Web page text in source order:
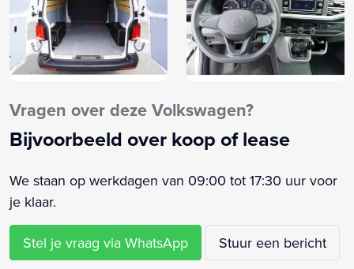
Buitenspiegels verwarmbaar
Centrale vergrendeling met afstandsbediening
Comfortstoel(en)
Connected services
Dimlichten automatisch
Elektrische ramen voor
Elektronisch Stabiliteits Programma
Hill hold functie
Lendesteun(en) verstelbaar
Mistlampen voor adaptief
Vragen over deze Volkswagen?
Bijvoorbeeld over koop of lease
We staan op werkdagen van 09:00 tot 17:30 uur voor
je klaar.
Stel je vraag via WhatsApp Stuur een bericht